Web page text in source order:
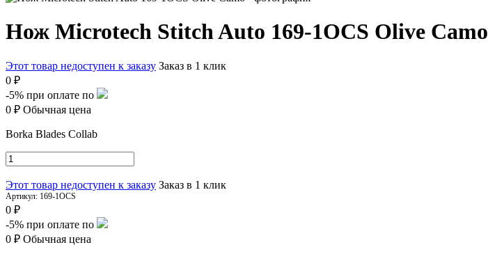
Нож Microtech Stitch Auto 169-1OCS Olive Camo
Этот товар недоступен к заказу Заказ в 1 клик
0 ₽
-5% при оплате по
0 ₽ Обычная цена
Borka Blades Collab
Этот товар недоступен к заказу Заказ в 1 клик
Артикул: 169-1OCS
0 ₽
-5% при оплате по
0 ₽ Обычная цена